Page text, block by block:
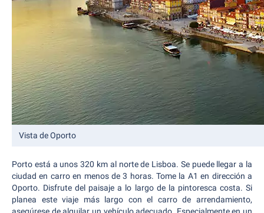
Vista de Oporto
Porto está a unos 320 km al norte de Lisboa. Se puede llegar a la
ciudad en carro en menos de 3 horas. Tome la A1 en dirección a
Oporto. Disfrute del paisaje a lo largo de la pintoresca costa. Si
planea este viaje más largo con el carro de arrendamiento,